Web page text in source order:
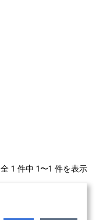
全 1 件中 1〜1 件を表示